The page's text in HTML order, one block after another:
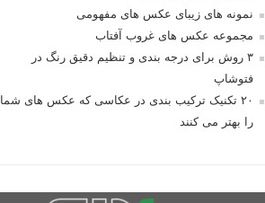
نمونه های زیبای عکس های مفهومی
مجموعه عکس های غروب آفتاب
۳ روش برای درجه بندی و تنظیم دقیق رنگ در
فتوشاپ
۲۰ تکنیک ترکیب بندی در عکاسی که عکس های شما
را بهتر می کنند